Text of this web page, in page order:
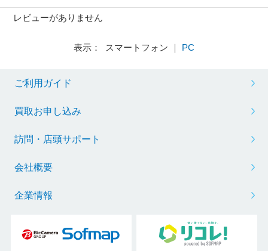
レビューがありません
表示： スマートフォン ｜ PC
ご利用ガイド
買取お申し込み
訪問・店頭サポート
会社概要
企業情報